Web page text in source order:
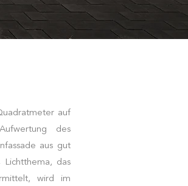
auf
des
aus gut
das
wird im